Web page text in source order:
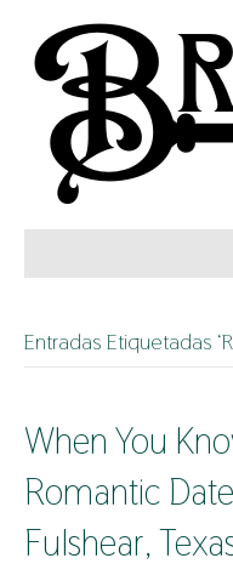
Entradas Etiquetadas
When You
Romantic
Fulshear,